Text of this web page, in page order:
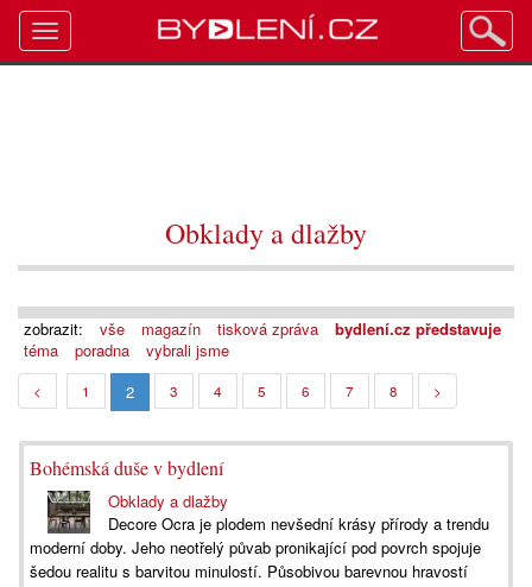
Obklady a dlažby
zobrazit: vše magazín tisková zpráva
bydlení.cz představuje
téma
poradna vybrali jsme
< 1 2 3 4 5 6 7 8 >
Bohémská duše v bydlení
Obklady a dlažby
Decore Ocra je plodem nevšední krásy přírody a trendu
moderní doby. Jeho neotřelý půvab pronikající pod povrch spojuje
šedou realitu s barvitou minulostí. Působivou barevnou hravostí
Toggle
navigation